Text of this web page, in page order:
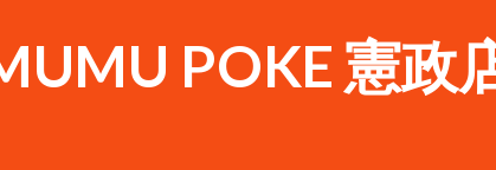
POKE 憲政